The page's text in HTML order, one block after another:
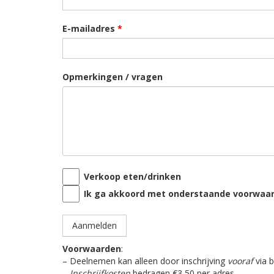
E-mailadres *
Opmerkingen / vragen
Verkoop eten/drinken
Ik ga akkoord met onderstaande
Voorwaarden:
– Deelnemen kan alleen door inschrijving voorafvia